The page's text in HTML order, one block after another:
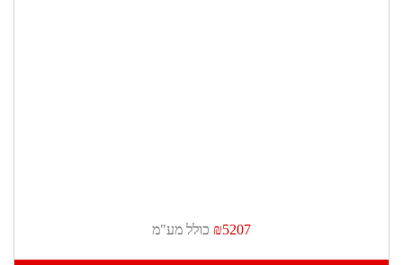
₪5207 כולל מע"מ